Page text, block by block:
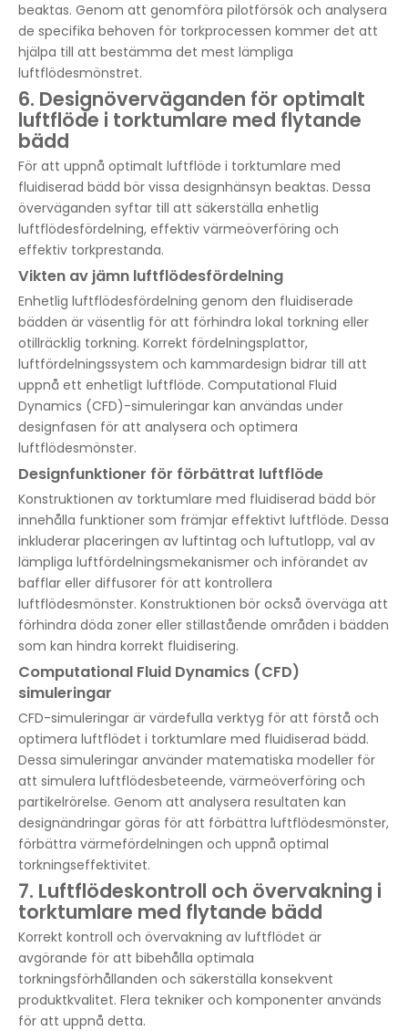
beaktas. Genom att genomföra pilotförsök och analysera
de specifika behoven för torkprocessen kommer det att
hjälpa till att bestämma det mest lämpliga
luftflödesmönstret.
6. Designöverväganden för optimalt
luftflöde i torktumlare med flytande
bädd
För att uppnå optimalt luftflöde i torktumlare med
fluidiserad bädd bör vissa designhänsyn beaktas. Dessa
överväganden syftar till att säkerställa enhetlig
luftflödesfördelning, effektiv värmeöverföring och
effektiv torkprestanda.
Vikten av jämn luftflödesfördelning
Enhetlig luftflödesfördelning genom den fluidiserade
bädden är väsentlig för att förhindra lokal torkning eller
otillräcklig torkning. Korrekt fördelningsplattor,
luftfördelningssystem och kammardesign bidrar till att
uppnå ett enhetligt luftflöde. Computational Fluid
Dynamics (CFD)-simuleringar kan användas under
designfasen för att analysera och optimera
luftflödesmönster.
Designfunktioner för förbättrat luftflöde
Konstruktionen av torktumlare med fluidiserad bädd bör
innehålla funktioner som främjar effektivt luftflöde. Dessa
inkluderar placeringen av luftintag och luftutlopp, val av
lämpliga luftfördelningsmekanismer och införandet av
bafflar eller diffusorer för att kontrollera
luftflödesmönster. Konstruktionen bör också överväga att
förhindra döda zoner eller stillastående områden i bädden
som kan hindra korrekt fluidisering.
Computational Fluid Dynamics (CFD)
simuleringar
CFD-simuleringar är värdefulla verktyg för att förstå och
optimera luftflödet i torktumlare med fluidiserad bädd.
Dessa simuleringar använder matematiska modeller för
att simulera luftflödesbeteende, värmeöverföring och
partikelrörelse. Genom att analysera resultaten kan
designändringar göras för att förbättra luftflödesmönster,
förbättra värmefördelningen och uppnå optimal
torkningseffektivitet.
7. Luftflödeskontroll och övervakning i
torktumlare med flytande bädd
Korrekt kontroll och övervakning av luftflödet är
avgörande för att bibehålla optimala
torkningsförhållanden och säkerställa konsekvent
produktkvalitet. Flera tekniker och komponenter används
för att uppnå detta.